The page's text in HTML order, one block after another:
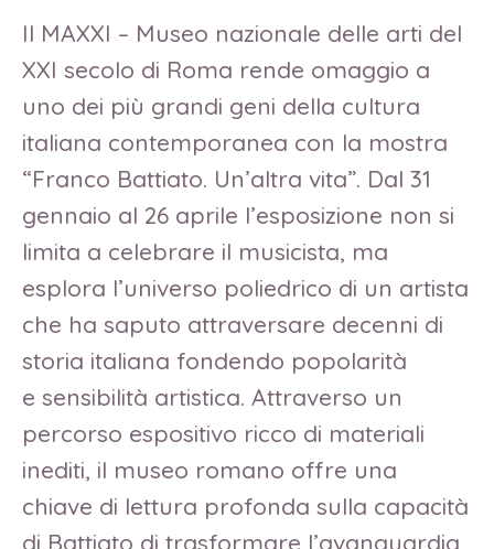
Il MAXXI – Museo nazionale delle arti del
XXI secolo di Roma rende omaggio a
uno dei più grandi geni della cultura
italiana contemporanea con la mostra
“Franco Battiato. Un’altra vita”. Dal 31
gennaio al 26 aprile l’esposizione non si
limita a celebrare il musicista, ma
esplora l’universo poliedrico di un artista
che ha saputo attraversare decenni di
storia italiana fondendo popolarità
e sensibilità artistica. Attraverso un
percorso espositivo ricco di materiali
inediti, il museo romano offre una
chiave di lettura profonda sulla capacità
di Battiato di trasformare l’avanguardia